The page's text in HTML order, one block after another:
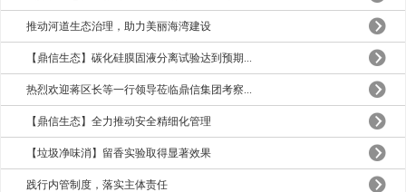
推动河道生态治理，助力美丽海湾建设
【鼎信生态】碳化硅膜固液分离试验达到预期...
热烈欢迎蒋区长等一行领导莅临鼎信集团考察...
【鼎信生态】全力推动安全精细化管理
【垃圾净味消】留香实验取得显著效果
践行内管制度，落实主体责任